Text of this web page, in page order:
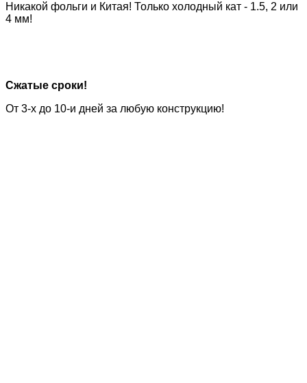
Никакой фольги и Китая! Только холодный кат - 1.5, 2 или
4 мм!
Сжатые сроки!
От 3-х до 10-и дней за любую конструкцию!